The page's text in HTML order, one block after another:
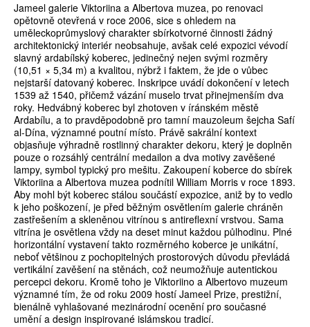
Jameel galerie Viktoriina a Albertova muzea, po renovaci
opětovně otevřená v roce 2006, sice s ohledem na
uměleckoprůmyslový charakter sbírkotvorné činnosti žádný
architektonický interiér neobsahuje, avšak celé expozici vévodí
slavný ardabílský koberec, jedinečný nejen svými rozměry
(10,51 × 5,34 m) a kvalitou, nýbrž i faktem, že jde o vůbec
nejstarší datovaný koberec. Inskripce uvádí dokončení v letech
1539 až 1540, přičemž vázání muselo trvat přinejmenším dva
roky. Hedvábný koberec byl zhotoven v íránském městě
Ardabílu, a to pravděpodobně pro tamní mauzoleum šejcha Safí
al-Dína, významné poutní místo. Právě sakrální kontext
objasňuje výhradně rostlinný charakter dekoru, který je doplněn
pouze o rozsáhlý centrální medailon a dva motivy zavěšené
lampy, symbol typický pro mešitu. Zakoupení koberce do sbírek
Viktoriina a Albertova muzea podnítil William Morris v roce 1893.
Aby mohl být koberec stálou součástí expozice, aniž by to vedlo
k jeho poškození, je před běžným osvětlením galerie chráněn
zastřešením a skleněnou vitrínou s antireflexní vrstvou. Sama
vitrína je osvětlena vždy na deset minut každou půlhodinu. Plné
horizontální vystavení takto rozměrného koberce je unikátní,
neboť většinou z pochopitelných prostorových důvodu převládá
vertikální zavěšení na stěnách, což neumožňuje autentickou
percepci dekoru. Kromě toho je Viktoriino a Albertovo muzeum
významné tím, že od roku 2009 hostí Jameel Prize, prestižní,
bienálně vyhlašované mezinárodní ocenění pro současné
umění a design inspirované islámskou tradicí.